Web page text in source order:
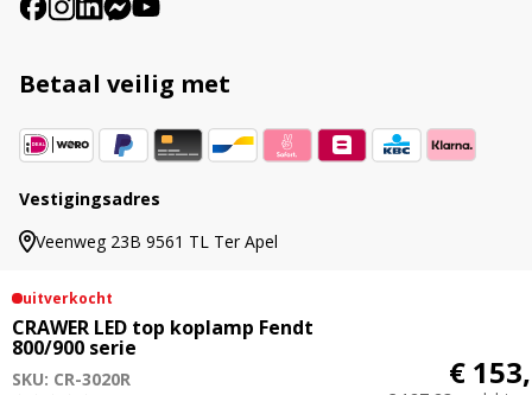
uitverkocht
CRAWER LED top koplamp Fendt
800/900 serie
SKU: CR-3020R €
Betaal veilig met
Vestigingsadres
Veenweg 23B 9561 TL Ter Apel
© 2015 - 2026 Ledhandel24.nl | Alle genoemde
prijzen zijn inclusief btw